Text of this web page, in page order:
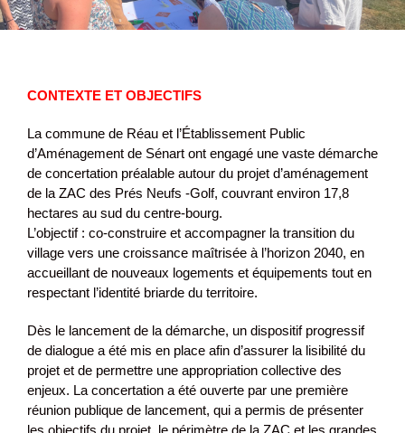
CONTEXTE ET OBJECTIFS
La commune de Réau et l’Établissement Public
d’Aménagement de Sénart ont engagé une vaste démarche
de concertation préalable autour du projet d’aménagement
de la ZAC des Prés Neufs -Golf, couvrant environ 17,8
hectares au sud du centre-bourg.
L’objectif : co-construire et accompagner la transition du
village vers une croissance maîtrisée à l’horizon 2040, en
accueillant de nouveaux logements et équipements tout en
respectant l’identité briarde du territoire.
Dès le lancement de la démarche, un dispositif progressif
de dialogue a été mis en place afin d’assurer la lisibilité du
projet et de permettre une appropriation collective des
enjeux. La concertation a été ouverte par une première
réunion publique de lancement, qui a permis de présenter
les objectifs du projet, le périmètre de la ZAC et les grandes